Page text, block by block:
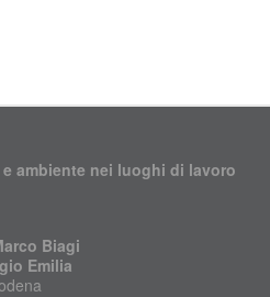
ambiente nei luoghi di lavoro
Biagi
Emilia